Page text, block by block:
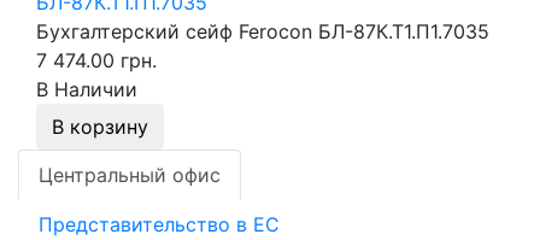
Бухгалтерский сейф Ferocon БЛ-87К.Т1.П1.7035
7 474.00 грн.
В Наличии
В корзину
Центральный офис
Представительство в ЕС